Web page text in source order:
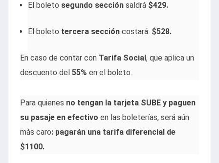
El boleto segundo sección saldrá $429.
El boleto tercera sección costará: $528.
En caso de contar con Tarifa Social, que aplica un
descuento del 55% en el boleto.
Para quienes no tengan la tarjeta SUBE y paguen
su pasaje en efectivo en las boleterías, será aún
más caro: pagarán una tarifa diferencial de
$1100.